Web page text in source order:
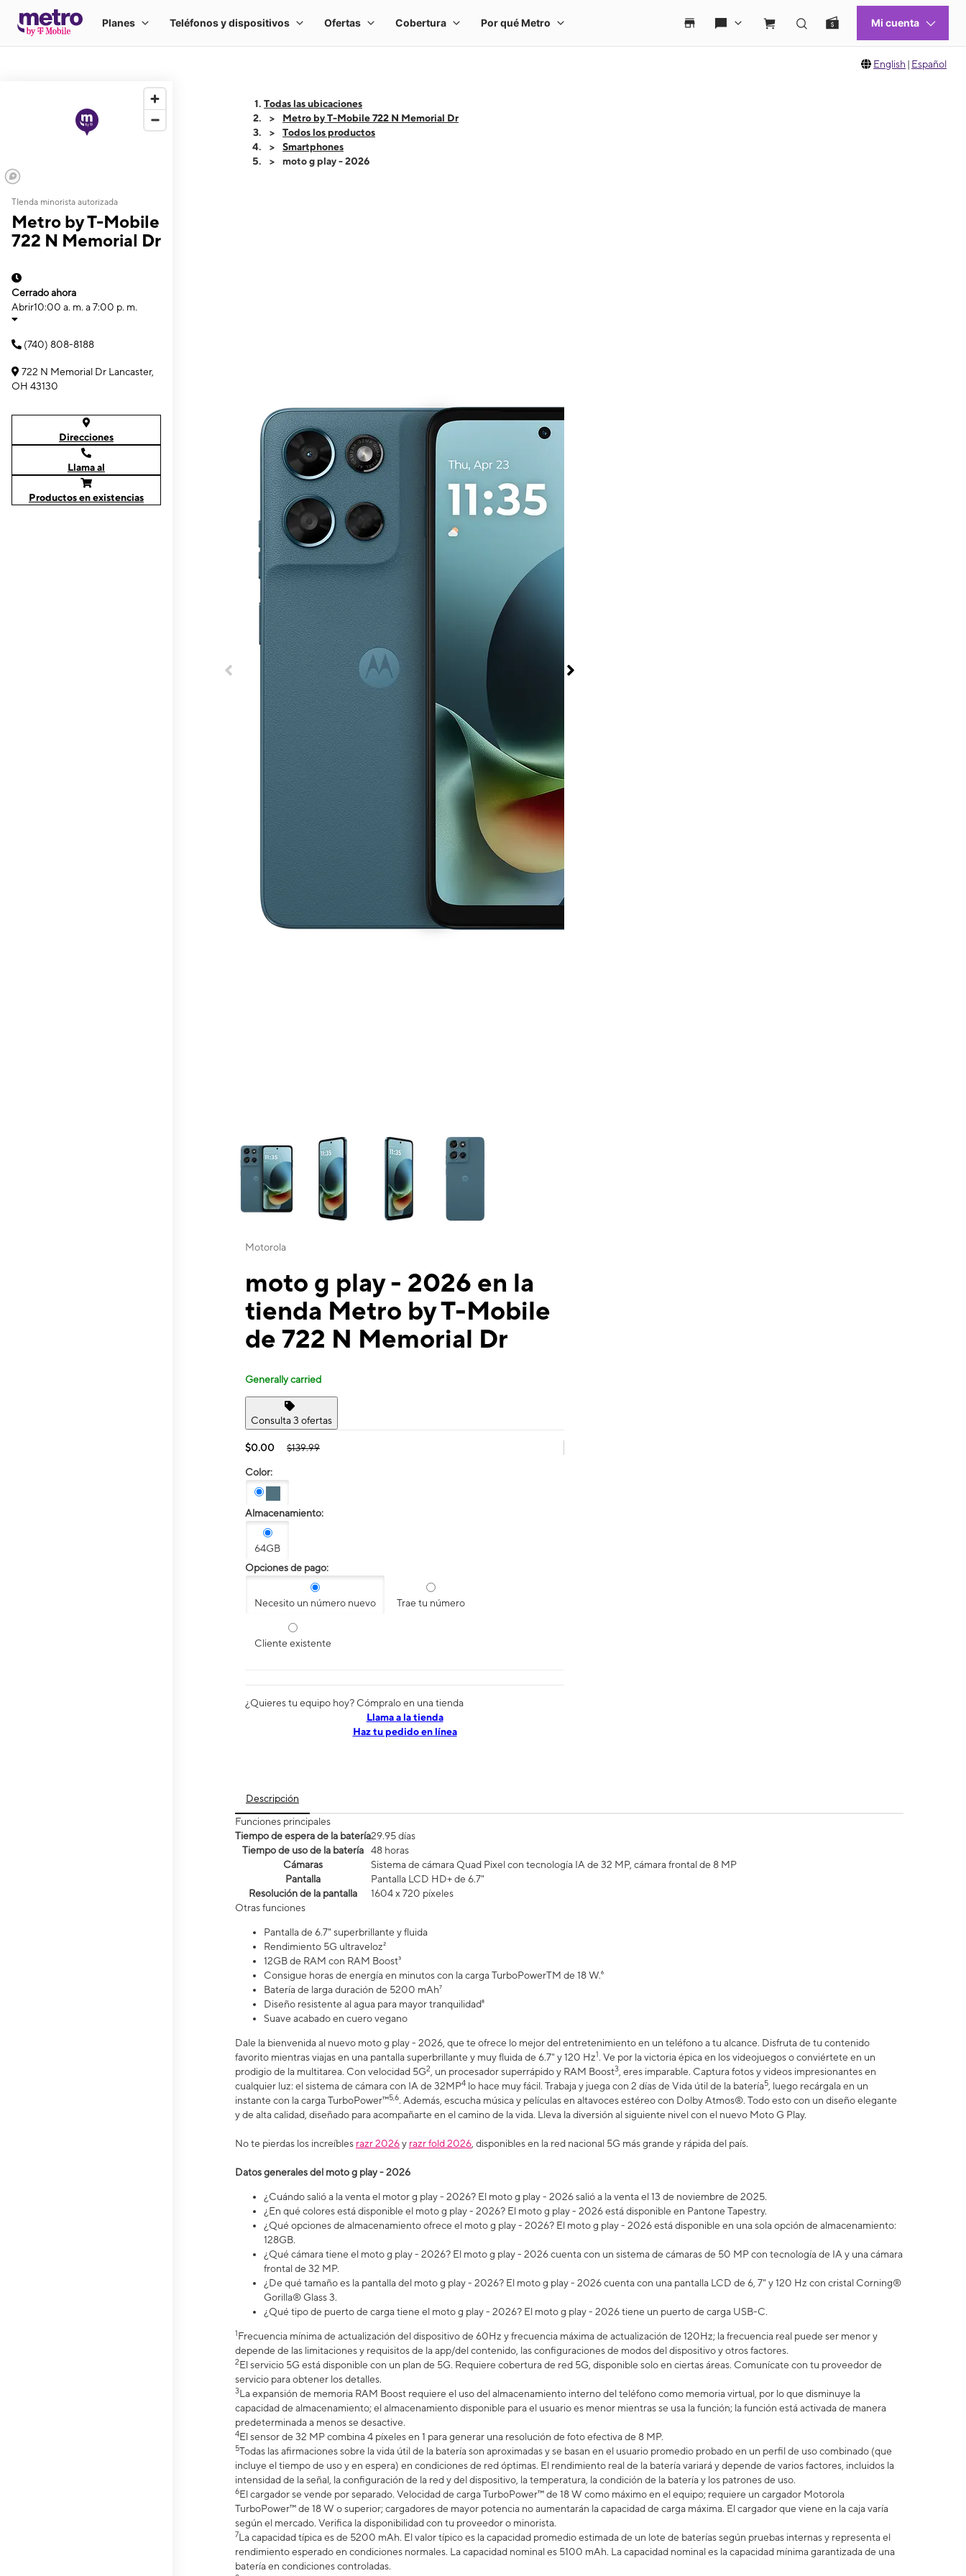
English | Español
TIenda minorista autorizada
Metro by T-Mobile
722 N Memorial Dr
Cerrado ahora
Abrir10:00 a. m. a 7:00 p. m.
(740) 808-8188
722 N Memorial Dr Lancaster,
OH 43130
Direcciones
Llama al
Productos en existencias
Todas las ubicaciones
Metro by T-Mobile 722 N Memorial Dr
Todos los productos
Smartphones
moto g play - 2026
This carousel contains a column of small thumbnails. Selecting a thumbnail will change the main image in the carousel that follows. Use the Previous and Next
Motorola
moto g play - 2026 en la
tienda Metro by T-Mobile
de 722 N Memorial Dr
Generally carried
Consulta 3 ofertas
$0.00 $139.99
Color:
Almacenamiento:
64GB
Opciones de pago:
Necesito un número nuevo Trae tu número
Cliente existente
¿Quieres tu equipo hoy? Cómpralo en una tienda
​​​​​​​Llama a la tienda
Haz tu pedido en línea
Descripción
Funciones principales
Tiempo de espera de la batería29.95 días
Tiempo de uso de la batería
48 horas
Cámaras
Sistema de cámara Quad Pixel con tecnología IA de 32 MP, cámara frontal de 8 MP
Pantalla
Pantalla LCD HD+ de 6.7"
Resolución de la pantalla
1604 x 720 píxeles
Otras funciones
Pantalla de 6.7" superbrillante y fluida
Rendimiento 5G ultraveloz²
12GB de RAM con RAM Boost³
Consigue horas de energía en minutos con la carga TurboPowerTM de 18 W.⁶
Batería de larga duración de 5200 mAh⁷
Diseño resistente al agua para mayor tranquilidad⁸
Suave acabado en cuero vegano
Dale la bienvenida al nuevo moto g play - 2026, que te ofrece lo mejor del entretenimiento en un teléfono a tu alcance. Disfruta de tu contenido
favorito mientras viajas en una pantalla superbrillante y muy fluida de 6.7" y 120 Hz1. Ve por la victoria épica en los videojuegos o conviértete en un
prodigio de la multitarea. Con velocidad 5G2 , un procesador superrápido y RAM Boost3 , eres imparable. Captura fotos y videos impresionantes en
cualquier luz: el sistema de cámara con IA de 32MP4 lo hace muy fácil. Trabaja y juega con 2 días de Vida útil de la batería5 , luego recárgala en un
instante con la carga TurboPower™5,6. Además, escucha música y películas en altavoces estéreo con Dolby Atmos®. Todo esto con un diseño elegante
y de alta calidad, diseñado para acompañarte en el camino de la vida. Lleva la diversión al siguiente nivel con el nuevo Moto G Play.
No te pierdas los increíbles razr 2026y razr fold 2026 , disponibles en la red nacional 5G más grande y rápida del país.
Datos generales del moto g play - 2026
¿Cuándo salió a la venta el motor g play - 2026? El moto g play - 2026 salió a la venta el 13 de noviembre de 2025.
¿En qué colores está disponible el moto g play - 2026? El moto g play - 2026 está disponible en Pantone Tapestry.
¿Qué opciones de almacenamiento ofrece el moto g play - 2026? El moto g play - 2026 está disponible en una sola opción de almacenamiento:
128GB.
¿Qué cámara tiene el moto g play - 2026? El moto g play - 2026 cuenta con un sistema de cámaras de 50 MP con tecnología de IA y una cámara
frontal de 32 MP.
¿De qué tamaño es la pantalla del moto g play - 2026? El moto g play - 2026 cuenta con una pantalla LCD de 6, 7" y 120 Hz con cristal Corning®
Gorilla® Glass 3.
¿Qué tipo de puerto de carga tiene el moto g play - 2026? El moto g play - 2026 tiene un puerto de carga USB-C.
1Frecuencia mínima de actualización del dispositivo de 60Hz y frecuencia máxima de actualización de 120Hz; la frecuencia real puede ser menor y
depende de las limitaciones y requisitos de la app/del contenido, las configuraciones de modos del dispositivo y otros factores.
2El servicio 5G está disponible con un plan de 5G. Requiere cobertura de red 5G, disponible solo en ciertas áreas. Comunícate con tu proveedor de
servicio para obtener los detalles.
3La expansión de memoria RAM Boost requiere el uso del almacenamiento interno del teléfono como memoria virtual, por lo que disminuye la
capacidad de almacenamiento; el almacenamiento disponible para el usuario es menor mientras se usa la función; la función está activada de manera
predeterminada a menos se desactive.
4El sensor de 32 MP combina 4 píxeles en 1 para generar una resolución de foto efectiva de 8 MP.
5Todas las afirmaciones sobre la vida útil de la batería son aproximadas y se basan en el usuario promedio probado en un perfil de uso combinado (que
incluye el tiempo de uso y en espera) en condiciones de red óptimas. El rendimiento real de la batería variará y depende de varios factores, incluidos la
intensidad de la señal, la configuración de la red y del dispositivo, la temperatura, la condición de la batería y los patrones de uso.
6El cargador se vende por separado. Velocidad de carga TurboPower™ de 18 W como máximo en el equipo; requiere un cargador Motorola
TurboPower™ de 18 W o superior; cargadores de mayor potencia no aumentarán la capacidad de carga máxima. El cargador que viene en la caja varía
según el mercado. Verifica la disponibilidad con tu proveedor o minorista.
7La capacidad típica es de 5200 mAh. El valor típico es la capacidad promedio estimada de un lote de baterías según pruebas internas y representa el
rendimiento esperado en condiciones normales. La capacidad nominal es 5100 mAh. La capacidad nominal es la capacidad mínima garantizada de una
batería en condiciones controladas.